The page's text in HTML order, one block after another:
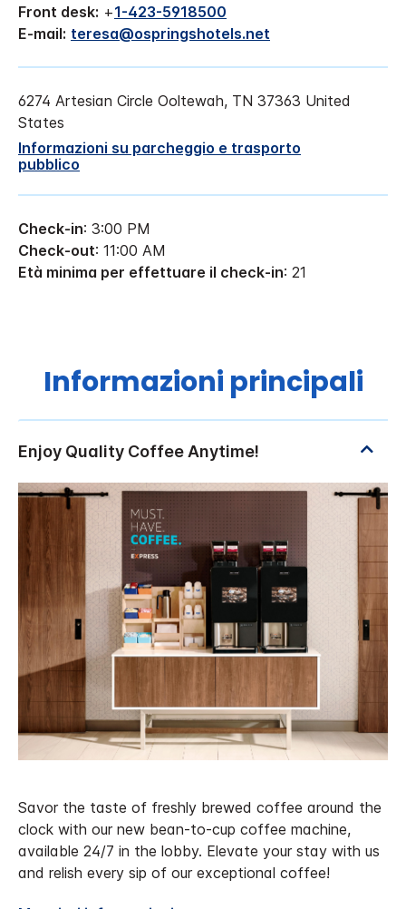
Front desk: +1-423-5918500
E-mail: teresa@ospringshotels.net
6274 Artesian Circle Ooltewah, TN 37363 United
States
Informazioni su parcheggio e trasporto
pubblico
Check-in: 3:00 PM
Check-out: 11:00 AM
Età minima per effettuare il check-in: 21
Informazioni principali
Savor the taste of freshly brewed coffee around the
clock with our new bean-to-cup coffee machine,
available 24/7 in the lobby. Elevate your stay with us
and relish every sip of our exceptional coffee!